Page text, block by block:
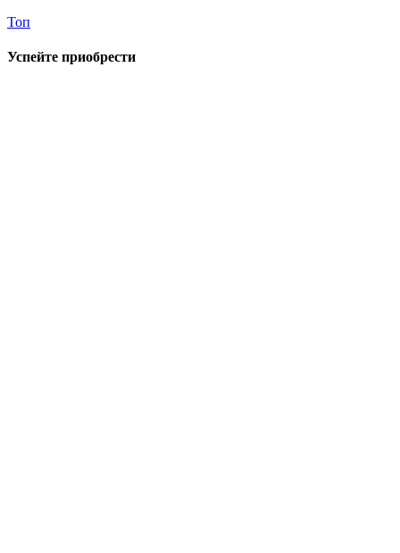
Топ
Успейте приобрести